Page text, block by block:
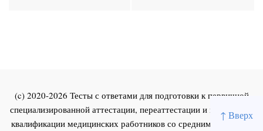
↑ Вверх
(c) 2020-2026 Тесты с ответами для подготовки к первичной
специализированной аттестации, переаттестации и повышения
квалификации медицинских работников со средним и высшим